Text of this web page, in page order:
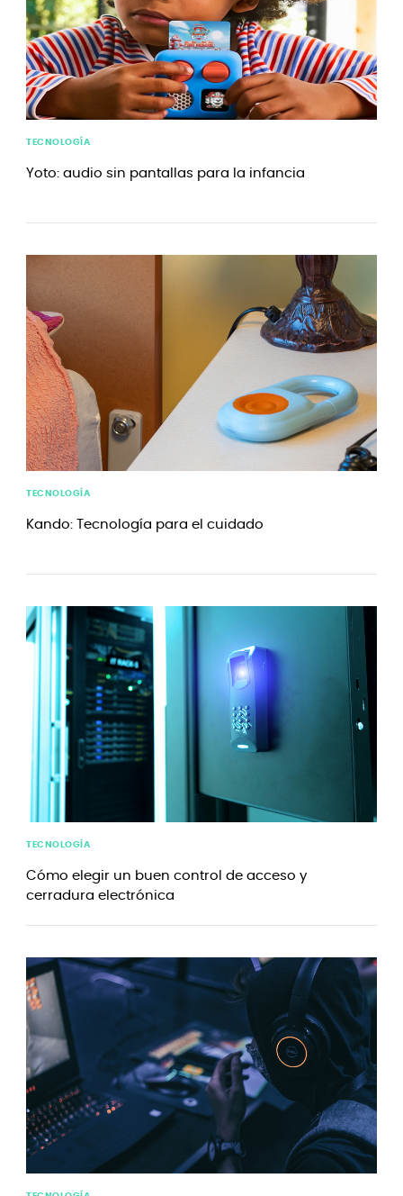
TECNOLOGÍA
Yoto: audio sin pantallas para la infancia
TECNOLOGÍA
Kando: Tecnología para el cuidado
TECNOLOGÍA
Cómo elegir un buen control de acceso y
cerradura electrónica